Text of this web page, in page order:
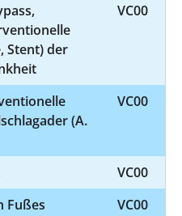
Stent) der
VC00
(A.
VC00
VC00
Fußes
VC00